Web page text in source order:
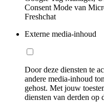
Consent Mode van
Freshchat
Externe media-inhoud
Door deze diensten te
andere media-inhoud
gehost. Met jouw
diensten van derden op